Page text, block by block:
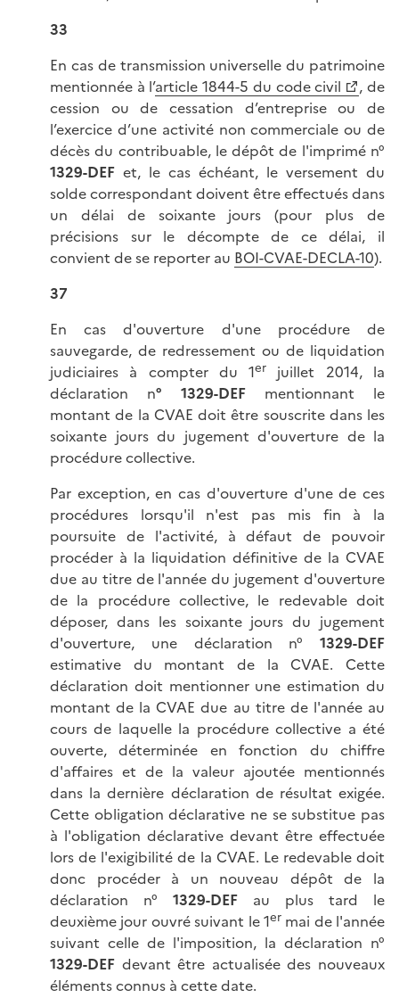
33
En cas de transmission universelle du patrimoine
mentionnée à l’article 1844-5 du code civil
, de
cession ou de cessation d’entreprise ou de
l’exercice d’une activité non commerciale ou de
décès du contribuable, le dépôt de l'imprimé n°
1329-DEF et, le cas échéant, le versement du
solde correspondant doivent être effectués dans
un délai de soixante jours (pour plus de
précisions sur le décompte de ce délai, il
convient de se reporter au BOI-CVAE-DECLA-10).
37
En cas d'ouverture d'une procédure de
sauvegarde, de redressement ou de liquidation
judiciaires à compter du 1er
juillet 2014, la
déclaration n° 1329-DEF mentionnant le
montant de la CVAE doit être souscrite dans les
soixante jours du jugement d'ouverture de la
procédure collective.
Par exception, en cas d'ouverture d'une de ces
procédures lorsqu'il n'est pas mis fin à la
poursuite de l'activité, à défaut de pouvoir
procéder à la liquidation définitive de la CVAE
due au titre de l'année du jugement d'ouverture
de la procédure collective, le redevable doit
déposer, dans les soixante jours du jugement
d'ouverture, une déclaration n° 1329-DEF
estimative du montant de la CVAE. Cette
déclaration doit mentionner une estimation du
montant de la CVAE due au titre de l'année au
cours de laquelle la procédure collective a été
ouverte, déterminée en fonction du chiffre
d'affaires et de la valeur ajoutée mentionnés
dans la dernière déclaration de résultat exigée.
Cette obligation déclarative ne se substitue pas
à l'obligation déclarative devant être effectuée
lors de l'exigibilité de la CVAE. Le redevable doit
donc procéder à un nouveau dépôt de la
déclaration n° 1329-DEF au plus tard le
deuxième jour ouvré suivant le 1ermai de l'année
suivant celle de l'imposition, la déclaration n°
1329-DEF devant être actualisée des nouveaux
éléments connus à cette date.